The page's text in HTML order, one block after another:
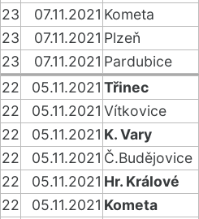
23
07.11.2021 Kometa
23
07.11.2021 Plzeň
23
07.11.2021 Pardubice
22
05.11.2021 Třinec
22
05.11.2021 Vítkovice
22
05.11.2021 K. Vary
22
05.11.2021 Č.Budějovice
22
05.11.2021 Hr. Králové
22
05.11.2021 Kometa